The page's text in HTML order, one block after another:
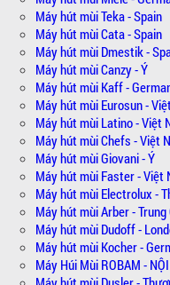
Máy hút mùi Teka - Spain
Máy hút mùi Cata - Spain
Máy hút mùi Dmestik -
Máy hút mùi Canzy - Ý
Máy hút mùi Kaff -
Máy hút mùi Eurosun -
Máy hút mùi Latino - Việt
Máy hút mùi Chefs - Việt
Máy hút mùi Giovani - Ý
Máy hút mùi Faster - Việt
Máy hút mùi Electrolux -
Máy hút mùi Arber - Trung
Máy hút mùi Dudoff -
Máy hút mùi Kocher -
Máy Húi Mùi ROBAM -